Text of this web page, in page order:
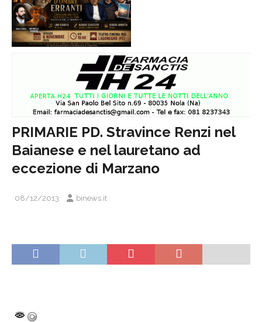
PRIMARIE PD. Stravince Renzi nel
Baianese e nel lauretano ad
eccezione di Marzano
08/12/2013 binews.it